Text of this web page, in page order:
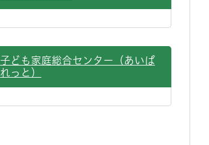
子ども家庭総合センター（あいぱ
れっと）